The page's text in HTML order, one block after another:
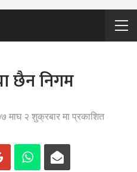
छैन निगम
माघ २ शुक्रबार मा प्रकाशित